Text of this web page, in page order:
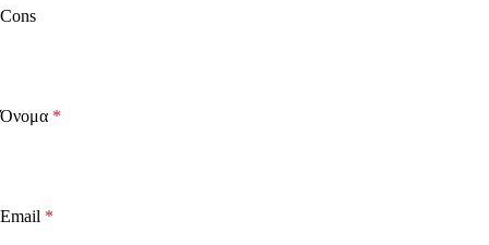
Cons
Όνομα *
Email *